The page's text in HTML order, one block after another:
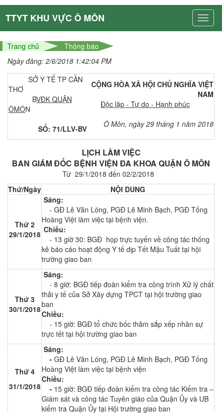
TTYT KHU VỰC Ô MÔN
Trang chủ
Thông báo
Ngày đăng: 2/6/2018 1:42:04 PM
SỞ Y TẾ TP CẦN
THƠ
BVĐK QUẬN
ÔMÔN
SỐ: 71/LLV-BV
CỘNG HÒA XÃ HỘI CHỦ NGHĨA VIỆT
NAM
Độc lập - Tự do - Hạnh phúc
Ô Môn, ngày 29 tháng 1 năm 2018
LỊCH LÀM VIỆC
BAN GIÁM ĐỐC BỆNH VIỆN ĐA KHOA QUẬN Ô MÔN
Từ 29/1/2018 đến 02/2/2018
Thứ/Ngày
NỘI DUNG
Thứ 2
29/1/2018
Sáng:
- GĐ Lê Văn Lóng, PGĐ Lê Minh Bạch, PGĐ Tống
Hoàng Việt làm việc tại bệnh viện.
Chiều:
- 13 giờ 30: BGĐ họp trực tuyến về công tác thống
kê báo cáo hoạt động Y tế dịp Tết Mậu Tuất tại hội
trường giao ban
Thứ 3
30/1/2018
Sáng:
- 8 giờ: BGĐ tiếp đoàn kiểm tra công trình Xử lý chất
thải y tế của Sở Xây dựng TPCT tại hội trường giao
ban
Chiều:
- 15 giờ: BGĐ tổ chức bốc thăm sắp xếp nhân sự
trực tết tại hội trường giao ban
Thứ 4
31/1/2018
Sáng:
- GĐ Lê Văn Lóng, PGĐ Lê Minh Bạch, PGĐ Tống
Hoàng Việt làm việc tại bệnh viện
Chiều:
- 15 giờ: BGĐ tiếp đoàn kiểm tra công tác Kiểm tra –
Giám sát và công tác Tuyên giáo của Quận Ủy và UB
kiểm tra Quận Ủy tại Hội trường giao ban